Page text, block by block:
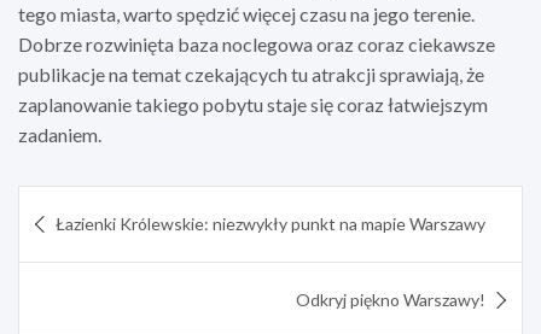
tego miasta, warto spędzić więcej czasu na jego terenie.
Dobrze rozwinięta baza noclegowa oraz coraz ciekawsze
publikacje na temat czekających tu atrakcji sprawiają, że
zaplanowanie takiego pobytu staje się coraz łatwiejszym
zadaniem.
wpisu
Łazienki Królewskie: niezwykły punkt na mapie Warszawy
Odkryj piękno Warszawy!